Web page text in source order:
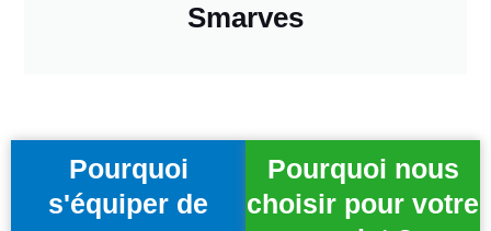
Smarves
Pourquoi
s'équiper de
Pourquoi nous
choisir pour votre